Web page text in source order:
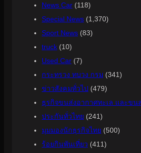
News Car (118)
Special News (1,370)
Sport News (83)
truck (10)
Used Car (7)
กระทรวง ทบวง กรม (341)
ข่าวสังคมทั่วไป (479)
ธุรกิจขนส่งอากาศทะเล และขน
ประกันทั่วไทย (241)
มุมมองนักธุรกิจไทย (500)
ร้อยกินพันเที่ยว (411)